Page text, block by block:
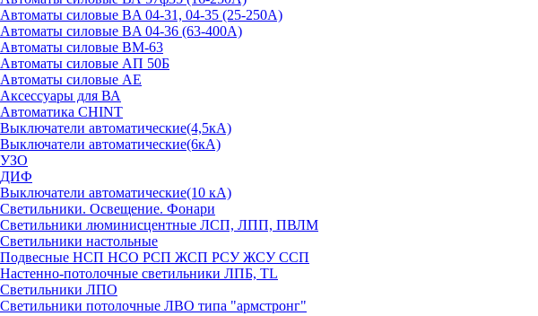
Автоматы силовые BA 04-31, 04-35 (25-250А)
Автоматы силовые BA 04-36 (63-400А)
Автоматы силовые ВМ-63
Автоматы силовые АП 50Б
Автоматы силовые АЕ
Аксессуары для ВА
Автоматика CHINT
Выключатели автоматические(4,5кА)
Выключатели автоматические(6кА)
УЗО
ДИФ
Выключатели автоматические(10 кА)
Светильники. Освещение. Фонари
Светильники люминисцентные ЛСП, ЛПП, ПВЛМ
Светильники настольные
Подвесные НСП НСО РСП ЖСП РСУ ЖСУ ССП
Настенно-потолочные светильники ЛПБ, TL
Светильники ЛПО
Светильники потолочные ЛВО типа "армстронг"